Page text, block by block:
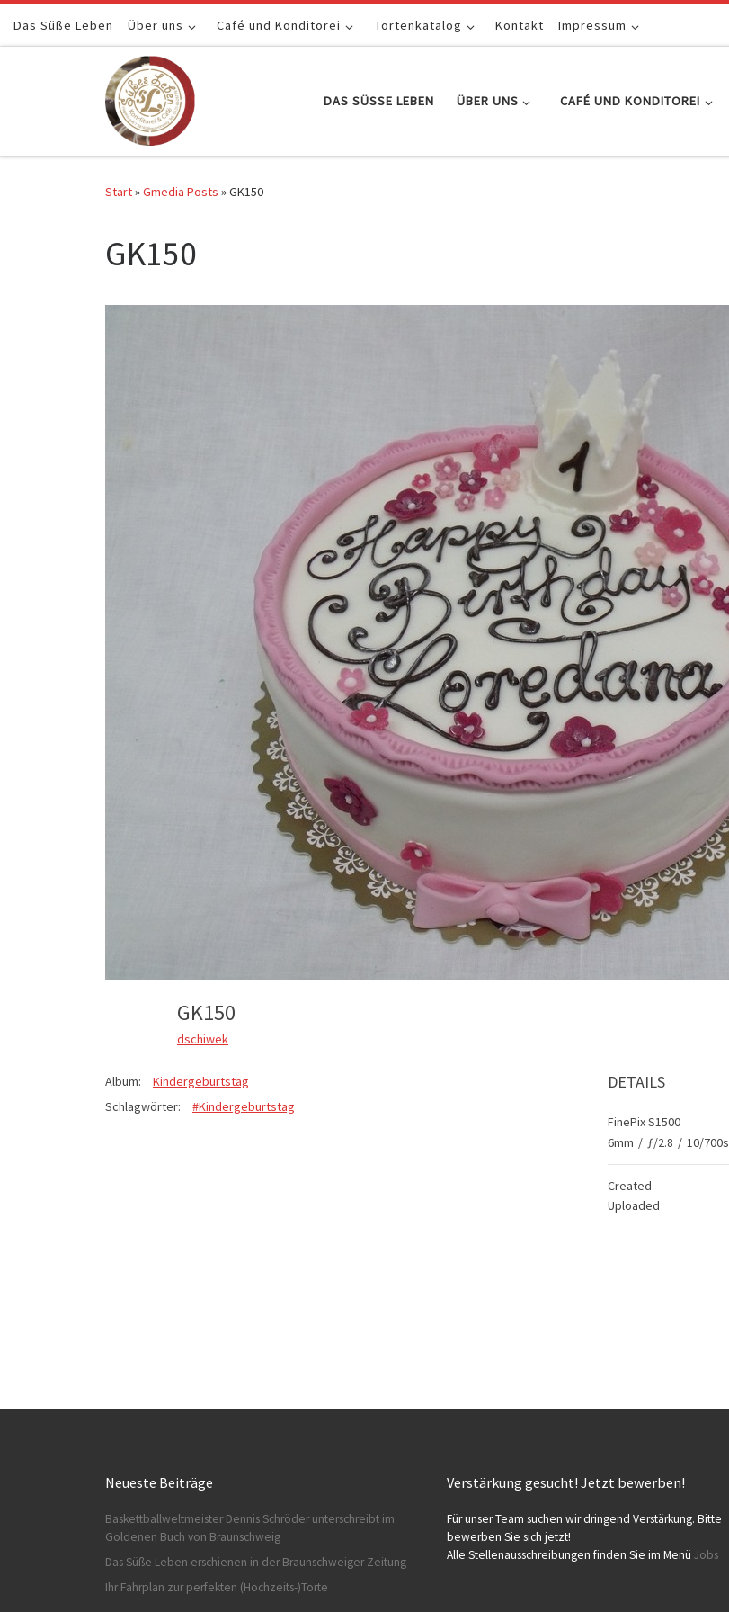
Zum Inhalt springen
Das Süße Leben Über uns Café und Konditorei Tortenkatalog Kontakt Impressum
DAS SÜSSE LEBEN ÜBER UNS CAFÉ UND KONDITOREI
Start»Gmedia Posts »GK150
GK150
GK150
dschiwek
Album:
Kindergeburtstag
Schlagwörter:
#Kindergeburtstag
DETAILS
FinePix S1500
6mm / ƒ/2.8 / 10/700s
Created
Uploaded
Neueste Beiträge
Baskettballweltmeister Dennis Schröder unterschreibt im
Goldenen Buch von Braunschweig
Das Süße Leben erschienen in der Braunschweiger Zeitung
Ihr Fahrplan zur perfekten (Hochzeits-)Torte
Verstärkung gesucht! Jetzt bewerben!
Für unser Team suchen wir dringend Verstärkung. Bitte
bewerben Sie sich jetzt!
Alle Stellenausschreibungen finden Sie im Menü Jobs